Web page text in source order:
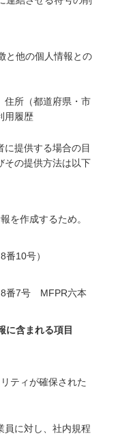
と他の個人情報との
住所（都道府県・市
用履歴
に提供する場合の目
その提供方法は以下
を作成するため。
番10号）
8番7号 MFPR六本
に含まれる項目
ティが確保された
員に対し、社内規程